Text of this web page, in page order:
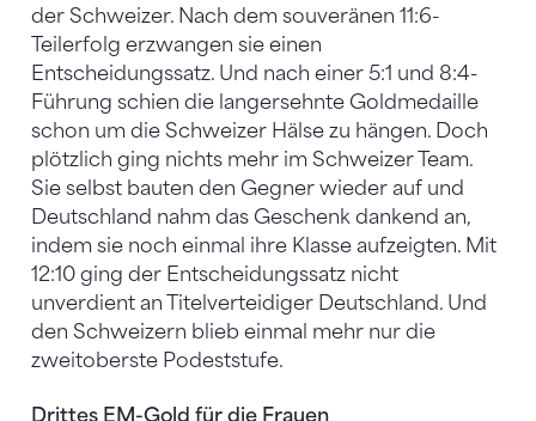
der Schweizer. Nach dem souveränen 11:6-
Teilerfolg erzwangen sie einen
Entscheidungssatz. Und nach einer 5:1 und 8:4-
Führung schien die langersehnte Goldmedaille
schon um die Schweizer Hälse zu hängen. Doch
plötzlich ging nichts mehr im Schweizer Team.
Sie selbst bauten den Gegner wieder auf und
Deutschland nahm das Geschenk dankend an,
indem sie noch einmal ihre Klasse aufzeigten. Mit
12:10 ging der Entscheidungssatz nicht
unverdient an Titelverteidiger Deutschland. Und
den Schweizern blieb einmal mehr nur die
zweitoberste Podeststufe.
Drittes EM-Gold für die Frauen